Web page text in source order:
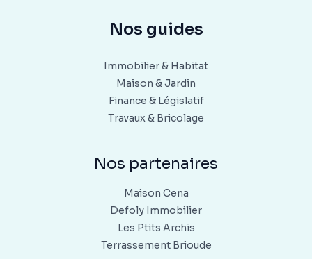
Nos guides
Immobilier & Habitat
Maison & Jardin
Finance & Législatif
Travaux & Bricolage
Nos partenaires
Maison Cena
Defoly Immobilier
Les Ptits Archis
Terrassement Brioude